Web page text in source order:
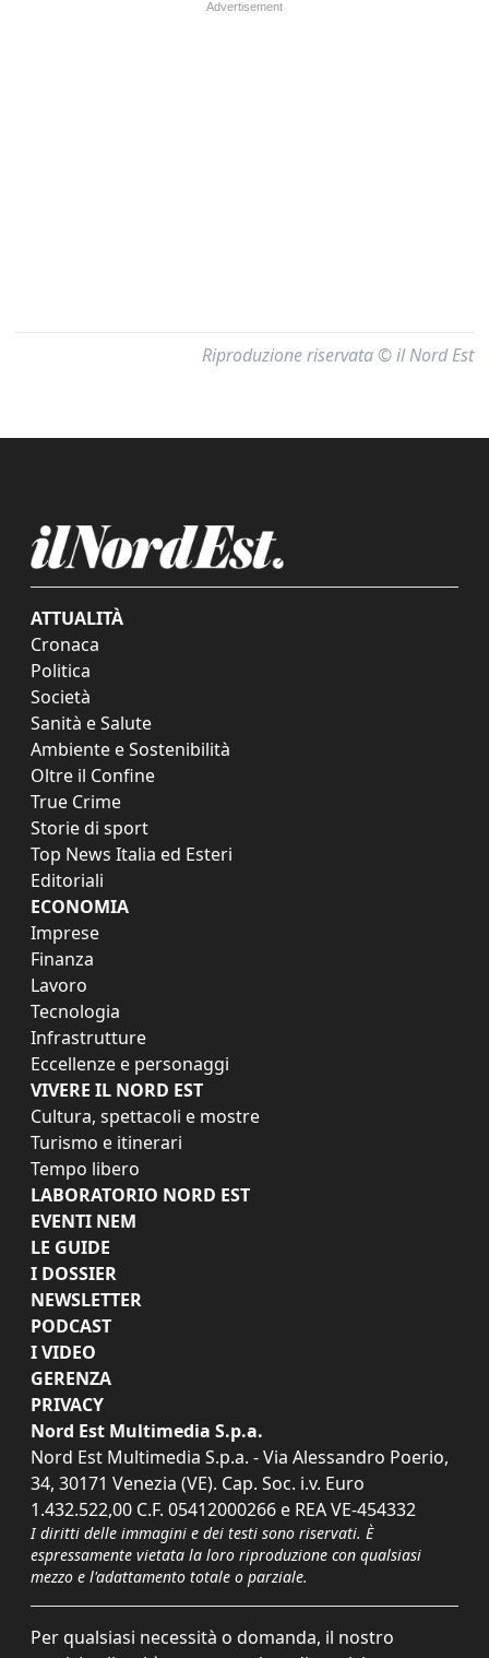
Riproduzione riservata © il Nord Est
ATTUALITÀ
Cronaca
Politica
Società
Sanità e Salute
Ambiente e Sostenibilità
Oltre il Confine
True Crime
Storie di sport
Top News Italia ed Esteri
Editoriali
ECONOMIA
Imprese
Finanza
Lavoro
Tecnologia
Infrastrutture
Eccellenze e personaggi
VIVERE IL NORD EST
Cultura, spettacoli e mostre
Turismo e itinerari
Tempo libero
LABORATORIO NORD EST
EVENTI NEM
LE GUIDE
I DOSSIER
NEWSLETTER
PODCAST
I VIDEO
GERENZA
PRIVACY
Nord Est Multimedia S.p.a.
Nord Est Multimedia S.p.a. - Via Alessandro Poerio,
34, 30171 Venezia (VE). Cap. Soc. i.v. Euro
1.432.522,00 C.F. 05412000266 e REA VE-454332
I diritti delle immagini e dei testi sono riservati. È
espressamente vietata la loro riproduzione con qualsiasi
mezzo e l'adattamento totale o parziale.
Per qualsiasi necessità o domanda, il nostro